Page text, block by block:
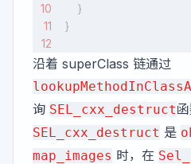
    }
}
沿着 superClass 链通过
询 SEL_cxx_destruct
SEL_cxx_destruct 是
map_images 时，在